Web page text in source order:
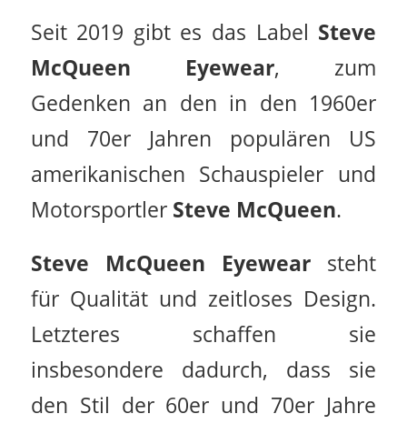
Seit 2019 gibt es das Label Steve
McQueen Eyewear, zum
Gedenken an den in den 1960er
und 70er Jahren populären US
amerikanischen Schauspieler und
Motorsportler Steve McQueen.
Steve McQueen Eyewear steht
für Qualität und zeitloses Design.
Letzteres schaffen sie
insbesondere dadurch, dass sie
den Stil der 60er und 70er Jahre